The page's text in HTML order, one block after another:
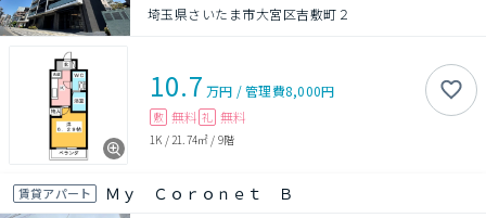
埼玉県さいたま市大宮区吉敷町２
10.7 万円 /管理費8,000円
敷 無料 礼 無料
1K / 21.74㎡ / 9階
賃貸アパート Ｍｙ Ｃｏｒｏｎｅｔ Ｂ